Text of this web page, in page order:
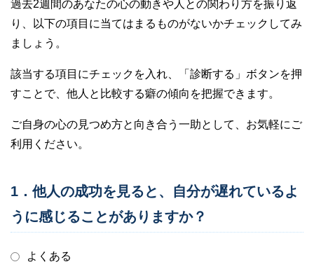
過去2週間のあなたの心の動きや人との関わり方を振り返
り、以下の項目に当てはまるものがないかチェックしてみ
ましょう。
該当する項目にチェックを入れ、「診断する」ボタンを押
すことで、他人と比較する癖の傾向を把握できます。
ご自身の心の見つめ方と向き合う一助として、お気軽にご
利用ください。
1．他人の成功を見ると、自分が遅れているよ
うに感じることがありますか？
よくある